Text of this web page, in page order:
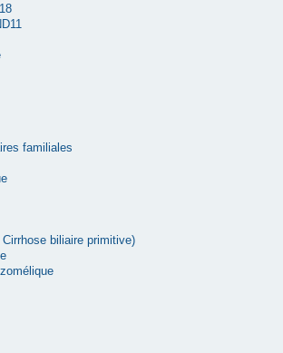
familiales
biliaire primitive)